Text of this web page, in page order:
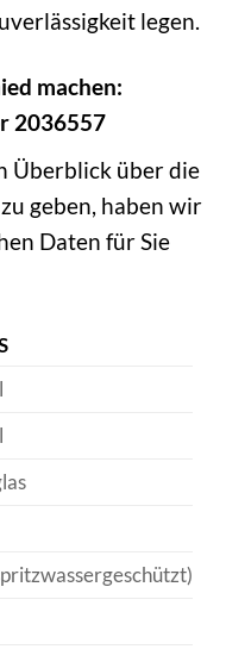
legen.
machen:
2036557
Überblick über die
geben, haben wir
Daten für Sie